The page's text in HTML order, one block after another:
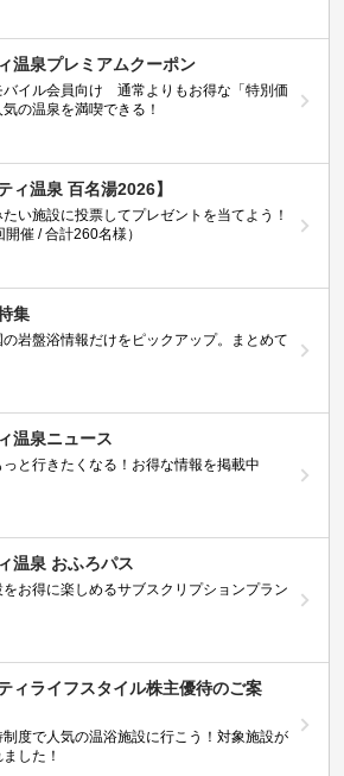
温泉プレミアムクーポン
バイル会員向け 通常よりもお得な「特別価
の温泉を満喫できる！
ィ温泉 百名湯2026】
い施設に投票してプレゼントを当てよう！
開催 / 合計260名様）
集
の岩盤浴情報だけをピックアップ。まとめて
温泉ニュース
と行きたくなる！お得な情報を掲載中
温泉 おふろパス
お得に楽しめるサブスクリプションプラン
ティライフスタイル株主優待のご案
制度で人気の温浴施設に行こう！対象施設が
した！